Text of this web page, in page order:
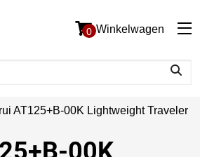
0 Winkelwagen
AT125+B-00K Lightweight Traveler